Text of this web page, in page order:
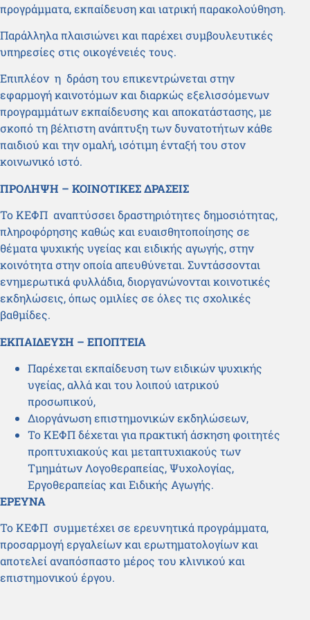
προγράμματα, εκπαίδευση και ιατρική παρακολούθηση.
Παράλληλα πλαισιώνει και παρέχει συμβουλευτικές
υπηρεσίες στις οικογένειές τους.
Επιπλέον η δράση του επικεντρώνεται στην
εφαρμογή καινοτόμων και διαρκώς εξελισσόμενων
προγραμμάτων εκπαίδευσης και αποκατάστασης, με
σκοπό τη βέλτιστη ανάπτυξη των δυνατοτήτων κάθε
παιδιού και την ομαλή, ισότιμη ένταξή του στον
κοινωνικό ιστό.
ΠΡΟΛΗΨΗ – ΚΟΙΝΟΤΙΚΕΣ ΔΡΑΣΕΙΣ
Το ΚΕΦΠ αναπτύσσει δραστηριότητες δημοσιότητας,
πληροφόρησης καθώς και ευαισθητοποίησης σε
θέματα ψυχικής υγείας και ειδικής αγωγής, στην
κοινότητα στην οποία απευθύνεται. Συντάσσονται
ενημερωτικά φυλλάδια, διοργανώνονται κοινοτικές
εκδηλώσεις, όπως ομιλίες σε όλες τις σχολικές
βαθμίδες.
ΕΚΠΑΙΔΕΥΣΗ – ΕΠΟΠΤΕΙΑ
Παρέχεται εκπαίδευση των ειδικών ψυχικής
υγείας, αλλά και του λοιπού ιατρικού
προσωπικού,
Διοργάνωση επιστημονικών εκδηλώσεων,
Το ΚΕΦΠ δέχεται για πρακτική άσκηση φοιτητές
προπτυχιακούς και μεταπτυχιακούς των
Τμημάτων Λογοθεραπείας, Ψυχολογίας,
Εργοθεραπείας και Ειδικής Αγωγής.
ΕΡΕΥΝΑ
Το ΚΕΦΠ συμμετέχει σε ερευνητικά προγράμματα,
προσαρμογή εργαλείων και ερωτηματολογίων και
αποτελεί αναπόσπαστο μέρος του κλινικού και
επιστημονικού έργου.